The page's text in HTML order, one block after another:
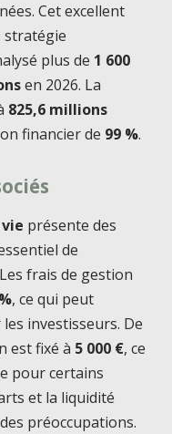
Cet excellent
stratégie
plus de 1 600
en 2026. La
825,6 millions
financier de 99 %.
présente des
de
frais de gestion
, ce qui peut
investisseurs. De
est fixé à 5 000 €, ce
pour certains
et la liquidité
préoccupations.